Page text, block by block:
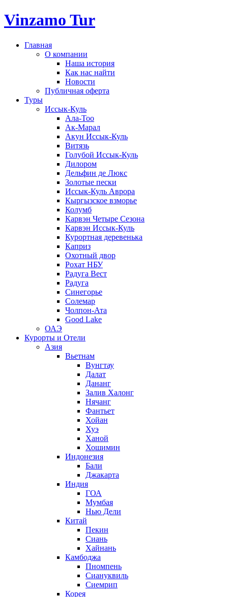
Vinzamo Tur
Главная
О компании
Наша история
Как нас найти
Новости
Публичная оферта
Туры
Иссык-Куль
Ала-Тоо
Ак-Марал
Акун Иссык-Куль
Витязь
Голубой Иссык-Куль
Дилором
Дельфин де Люкс
Золотые пески
Иссык-Куль Аврора
Кыргызское взморье
Колумб
Карвэн Четыре Сезона
Карвэн Иссык-Куль
Курортная деревенька
Каприз
Охотный двор
Рохат НБУ
Радуга Вест
Радуга
Синегорье
Солемар
Чолпон-Ата
Good Lake
ОАЭ
Курорты и Отели
Азия
Вьетнам
Вунгтау
Далат
Дананг
Залив Халонг
Нячанг
Фантьет
Хойан
Хуэ
Ханой
Хошимин
Индонезия
Бали
Джакарта
Индия
ГОА
Мумбая
Нью Дели
Китай
Пекин
Сиань
Хайнань
Камбоджа
Пномпень
Сиануквиль
Сиемрип
Корея